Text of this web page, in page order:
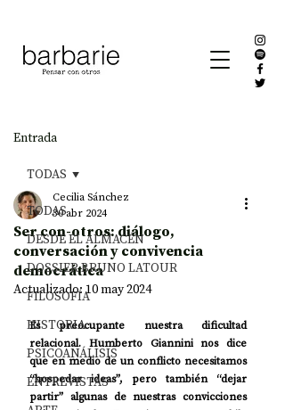
Entrada
TODAS
DESDE EL ALMACÉN
DOSSIER BRUNO LATOUR
FILOSOFÍA
HISTORIA
PSICOANÁLISIS
ENTREVISTAS
TODAS
Ser con-otros: diálogo,
conversación y convivencia
democrática
Cecilia Sánchez
30 abr 2024
Actualizado:10 may 2024
Es preocupante nuestra dificultad
relacional. Humberto Giannini nos dice
que en medio de un conflicto necesitamos
“hospedar ideas”, pero también “dejar
partir” algunas de nuestras convicciones